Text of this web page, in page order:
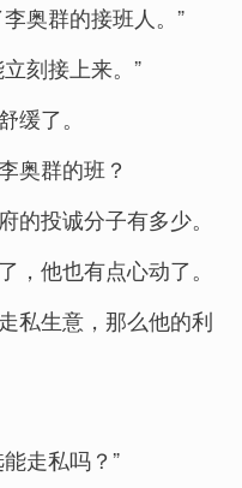
奥群的接班人。”
刻接上来。”
缓了。
奥群的班？
的投诚分子有多少。
，他也有点心动了。
私生意，那么他的利
走私吗？”